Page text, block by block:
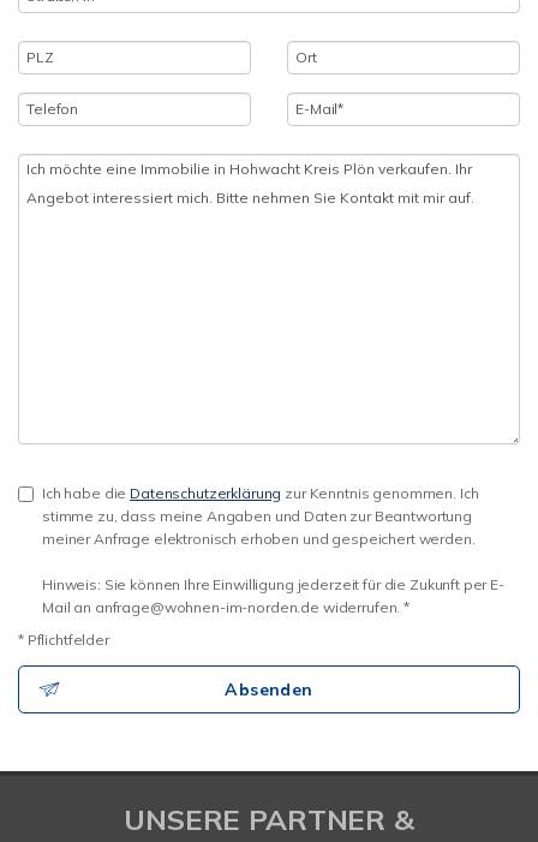
Ich habe die Datenschutzerklärung zur Kenntnis genommen. Ich
stimme zu, dass meine Angaben und Daten zur Beantwortung
meiner Anfrage elektronisch erhoben und gespeichert werden.
Hinweis: Sie können Ihre Einwilligung jederzeit für die Zukunft per E-
Mail an anfrage@wohnen-im-norden.de widerrufen. *
* Pflichtfelder
Absenden
UNSERE PARTNER &